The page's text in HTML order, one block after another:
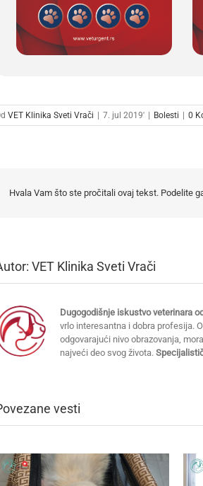
VET Klinika Sveti Vrači | 7. jul 2019' | Bolesti | 0
Hvala Vam što ste pročitali ovaj tekst. Podelite
VET Klinika Sveti Vrači
Dugogodišnje iskustvo veterinara
vrlo interesantna i dobra profesija.
odgovarajući nivo obrazovanja,
najveći deo svog života.
vesti